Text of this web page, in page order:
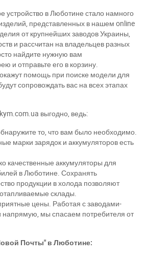
устройство в Люботине стало намного
представленных в нашем online
от крупнейших заводов Украины,
и рассчитан на владельцев разных
найдите нужную вам
и отправьте его в корзину.
помощь при поиске модели для
сопровождать вас на всех этапах
выгодно, ведь:
то, что вам было необходимо.
марки зарядок и аккумуляторов есть
качественные аккумуляторы для
в Люботине. Сохранять
продукции в холода позволяют
склады.
цены. Работая с заводами-
напрямую, мы спасаем потребителя от
Почты" в Люботине: